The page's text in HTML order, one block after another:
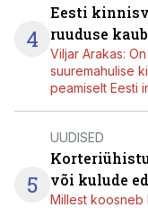
4
Eesti
ruuduse
Viljar Arakas:
suuremahulise
peamiselt Eesti
5
UUDISED
või kulude
Millest koosneb